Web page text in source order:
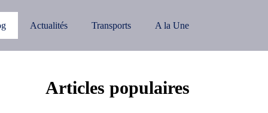
Actualités Transports A la Une
Articles populaires